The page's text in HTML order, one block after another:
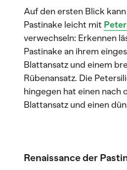
Auf den ersten Blick
Pastinake leicht mit
verwechseln: Erkennen
Pastinake an ihrem
Blattansatz und einem
Rübenansatz. Die
hingegen hat einen nach
Blattansatz und einen
Renaissance der